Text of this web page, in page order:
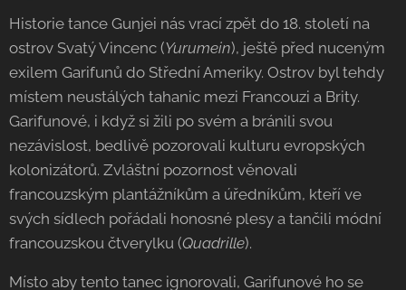
Historie tance Gunjei nás vrací zpět do 18. století na
ostrov Svatý Vincenc (Yurumein), ještě před nuceným
exilem Garifunů do Střední Ameriky. Ostrov byl tehdy
místem neustálých tahanic mezi Francouzi a Brity.
Garifunové, i když si žili po svém a bránili svou
nezávislost, bedlivě pozorovali kulturu evropských
kolonizátorů. Zvláštní pozornost věnovali
francouzským plantážníkům a úředníkům, kteří ve
svých sídlech pořádali honosné plesy a tančili módní
francouzskou čtverylku (Quadrille).
Místo aby tento tanec ignorovali, Garifunové ho se